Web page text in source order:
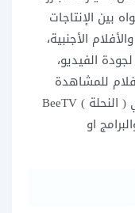
بين الإنتاجات
الأجنبية،
الفيديو،
للمشاهدة
لاحقا، تعرف معنا على برنامج بي تيفي ( النحلة ) BeeTV
او